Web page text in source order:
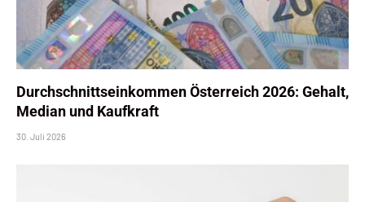
Durchschnittseinkommen Österreich 2026: Gehalt,
Median und Kaufkraft
30. Juli 2026